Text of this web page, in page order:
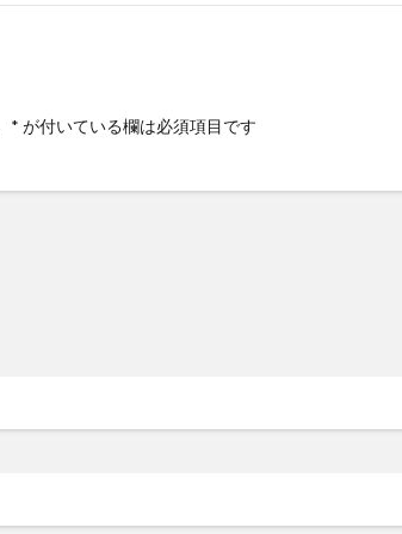
* が付いている欄は必須項目です